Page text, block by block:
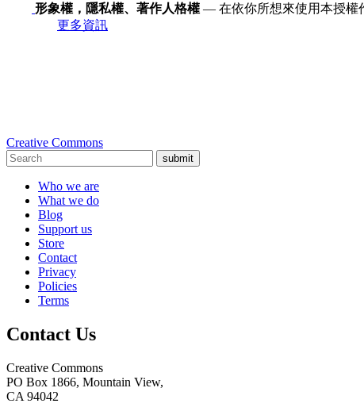
形象權，隱私權、著作人格權 — 在依你所想來使用本授權
更多資訊
Creative Commons
submit
Who we are
What we do
Blog
Support us
Store
Contact
Privacy
Policies
Terms
Contact Us
Creative Commons
PO Box 1866, Mountain View,
CA 94042